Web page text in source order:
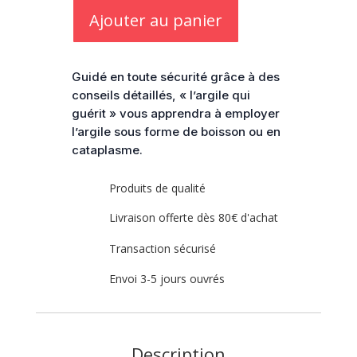
Raymond
Dextreit
Ajouter au panier
Guidé en toute sécurité grâce à des
conseils détaillés, « l’argile qui
guérit » vous apprendra à employer
l’argile sous forme de boisson ou en
cataplasme.
Produits de qualité
Livraison offerte dès 80€ d'achat
Transaction sécurisé
Envoi 3-5 jours ouvrés